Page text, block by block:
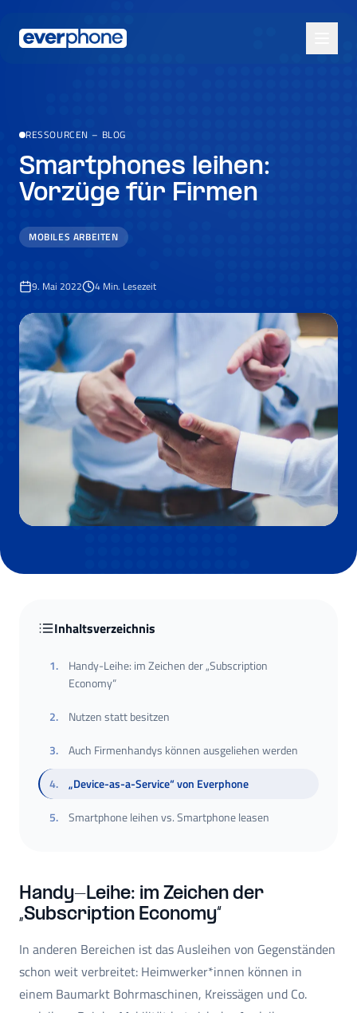
RESSOURCEN – BLOG
Smartphones leihen:
Vorzüge für Firmen
MOBILES ARBEITEN
9. Mai 2022 4 Min. Lesezeit
Inhaltsverzeichnis
1.
Handy-Leihe: im Zeichen der „Subscription
Economy“
2.
Nutzen statt besitzen
3.
Auch Firmenhandys können ausgeliehen werden
4.
„Device-as-a-Service“ von Everphone
5. Smartphone leihen vs. Smartphone leasen
Handy-Leihe: im Zeichen der
„Subscription Economy“
In anderen Bereichen ist das Ausleihen von Gegenständen
schon weit verbreitet: Heimwerker*innen können in
einem Baumarkt Bohrmaschinen, Kreissägen und Co.